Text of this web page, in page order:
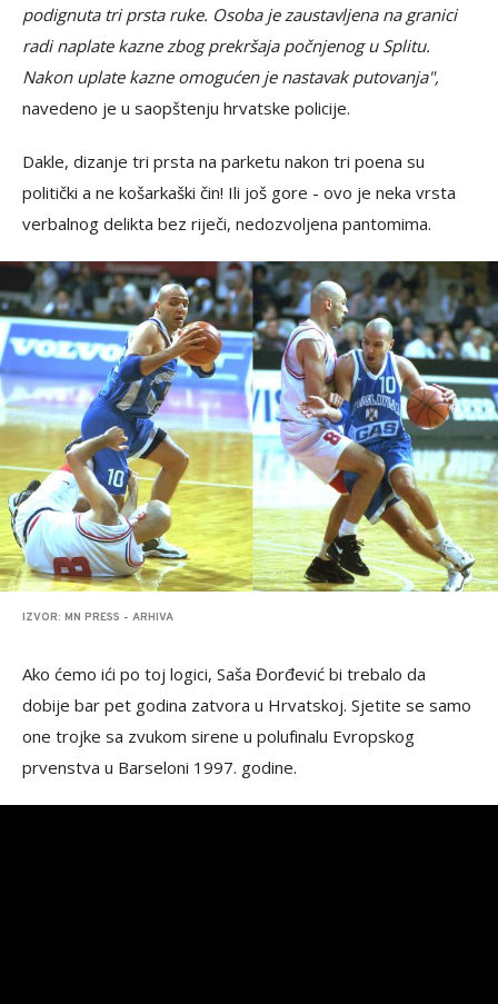
podignuta tri prsta ruke. Osoba je zaustavljena na granici
radi naplate kazne zbog prekršaja počnjenog u Splitu.
Nakon uplate kazne omogućen je nastavak putovanja",
navedeno je u saopštenju hrvatske policije.
Dakle, dizanje tri prsta na parketu nakon tri poena su
politički a ne košarkaški čin! Ili još gore - ovo je neka vrsta
verbalnog delikta bez riječi, nedozvoljena pantomima.
IZVOR: MN PRESS - ARHIVA
Ako ćemo ići po toj logici, Saša Đorđević bi trebalo da
dobije bar pet godina zatvora u Hrvatskoj. Sjetite se samo
one trojke sa zvukom sirene u polufinalu Evropskog
prvenstva u Barseloni 1997. godine.